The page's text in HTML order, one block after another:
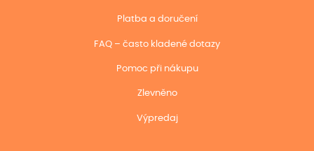
Platba a doručení
FAQ – často kladené dotazy
Pomoc při nákupu
Zlevněno
Výpredaj